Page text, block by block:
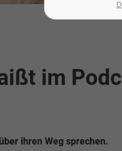
im
ihren Weg sprechen.